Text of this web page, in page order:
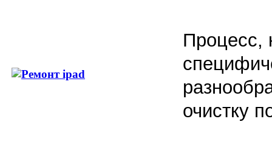
Процесс,
очистку